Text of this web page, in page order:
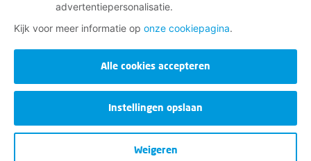
advertentiepersonalisatie.
Kijk voor meer informatie op onze cookiepagina.
Alle cookies accepteren
Instellingen opslaan
Weigeren